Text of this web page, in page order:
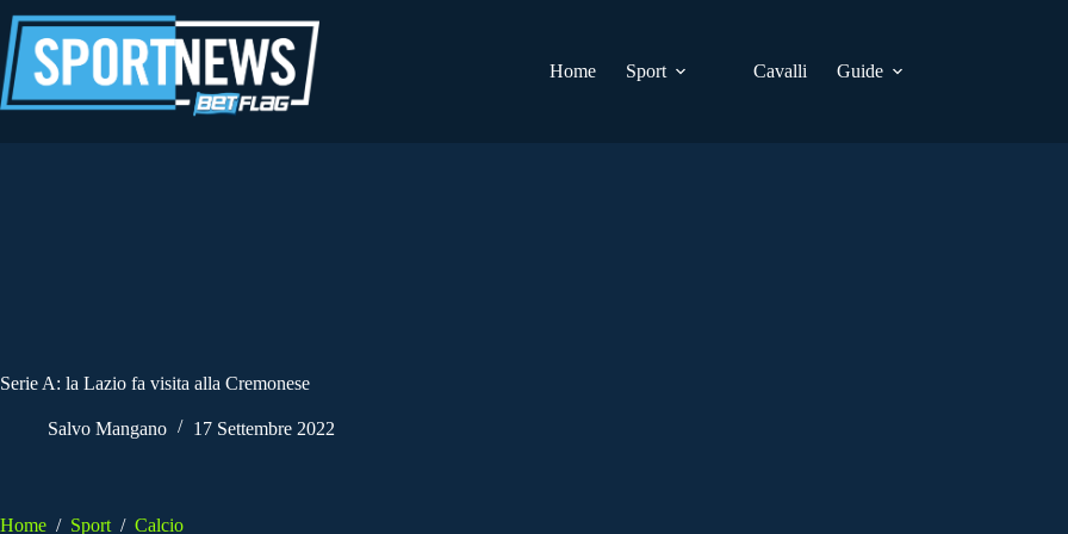
al
contenuto
Home
Sport Cavalli Guide
Serie A: la Lazio fa visita alla Cremonese
Salvo Mangano 17 Settembre 2022
Home / Sport / Calcio